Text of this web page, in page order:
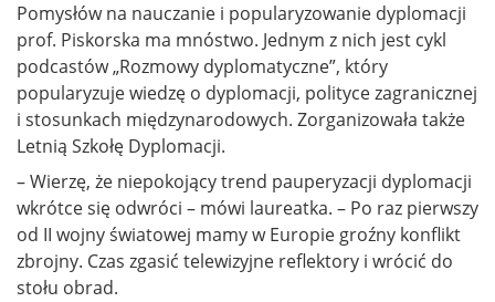
Pomysłów na nauczanie i popularyzowanie dyplomacji
prof. Piskorska ma mnóstwo. Jednym z nich jest cykl
podcastów „Rozmowy dyplomatyczne”, który
popularyzuje wiedzę o dyplomacji, polityce zagranicznej
i stosunkach międzynarodowych. Zorganizowała także
Letnią Szkołę Dyplomacji.
– Wierzę, że niepokojący trend pauperyzacji dyplomacji
wkrótce się odwróci – mówi laureatka. – Po raz pierwszy
od II wojny światowej mamy w Europie groźny konflikt
zbrojny. Czas zgasić telewizyjne reflektory i wrócić do
stołu obrad.